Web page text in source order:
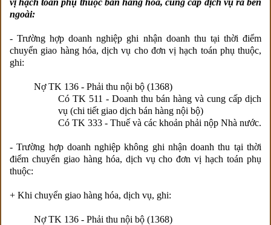
ngoài:
- Trường hợp doanh nghiệp ghi nhận doanh thu tại thời điểm
chuyển giao hàng hóa, dịch vụ cho đơn vị hạch toán phụ thuộc,
ghi:
Nợ TK 136 - Phải thu nội bộ (1368)
Có TK 511 - Doanh thu bán hàng và cung cấp dịch
vụ (chi tiết giao dịch bán hàng nội bộ)
Có TK 333 - Thuế và các khoản phải nộp Nhà nước.
- Trường hợp doanh nghiệp không ghi nhận doanh thu tại thời
điểm chuyển giao hàng hóa, dịch vụ cho đơn vị hạch toán phụ
thuộc:
+ Khi chuyển giao hàng hóa, dịch vụ, ghi:
Nợ TK 136 - Phải thu nội bộ (1368)